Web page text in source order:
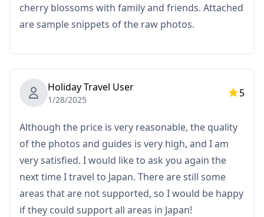
・Biaya tambahan mungkin berlaku jika lokasi
pemotretan yang diminta berada di daerah terpencil
(Anda akan diberitahu terlebih dahulu jika ini berlaku.)
・Pengeluaran pribadi lainnya
Catatan Penting Sebelum/Setelah Pemesanan
・Setelah pemesanan Anda dikonfirmasi, Anda akan
diundang ke grup chat LINE dengan fotografer yang
ditugaskan untuk memastikan komunikasi yang lancar
selama sesi.
Pastikan Anda sudah menginstal aplikasi LINE
sebelumnya. (Mohon beri tahu kami jika Anda
cherry blossoms with family and friends. Attached
are sample snippets of the raw photos.
Holiday Travel User
1/28/2025
5
Although the price is very reasonable, the quality
of the photos and guides is very high, and I am
very satisfied. I would like to ask you again the
next time I travel to Japan. There are still some
areas that are not supported, so I would be happy
if they could support all areas in Japan!